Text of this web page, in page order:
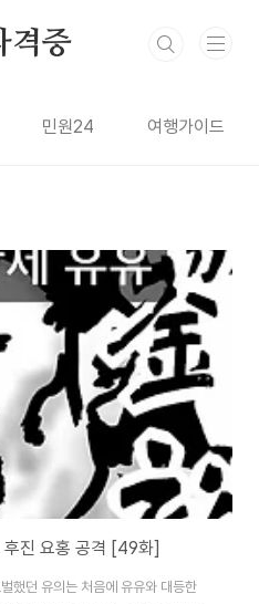
격증
민원24 여행가이드
후진 요홍 공격 [49화]
했던 유의는 처음에 유유와 대등한